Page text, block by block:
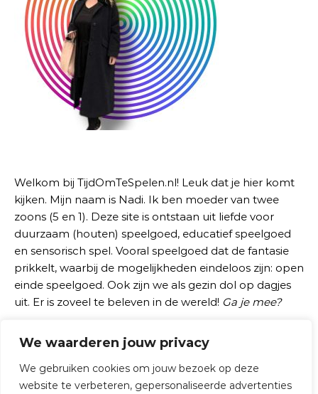
We waarderen jouw privacy
We gebruiken cookies om jouw bezoek op deze
website te verbeteren, gepersonaliseerde advertenties
Welkom bij TijdOmTeSpelen.nl! Leuk dat je hier komt
kijken. Mijn naam is Nadi. Ik ben moeder van twee
zoons (5 en 1). Deze site is ontstaan uit liefde voor
duurzaam (houten) speelgoed, educatief speelgoed
en sensorisch spel. Vooral speelgoed dat de fantasie
prikkelt, waarbij de mogelijkheden eindeloos zijn: open
einde speelgoed. Ook zijn we als gezin dol op dagjes
uit. Er is zoveel te beleven in de wereld! Ga je mee?